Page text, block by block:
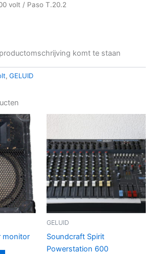
volt / Paso T.20.2
komt te staan
, GELUID
monitor
GELUID
Soundcraft Spirit
Powerstation 600